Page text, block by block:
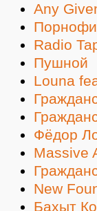
Any
Radio
Пушной
Louna
Фёдор
Massive
New
Бахыт